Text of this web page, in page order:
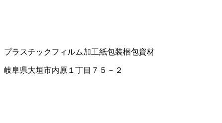
プラスチックフィルム加工紙包装梱包資材
岐阜県大垣市内原１丁目７５－２